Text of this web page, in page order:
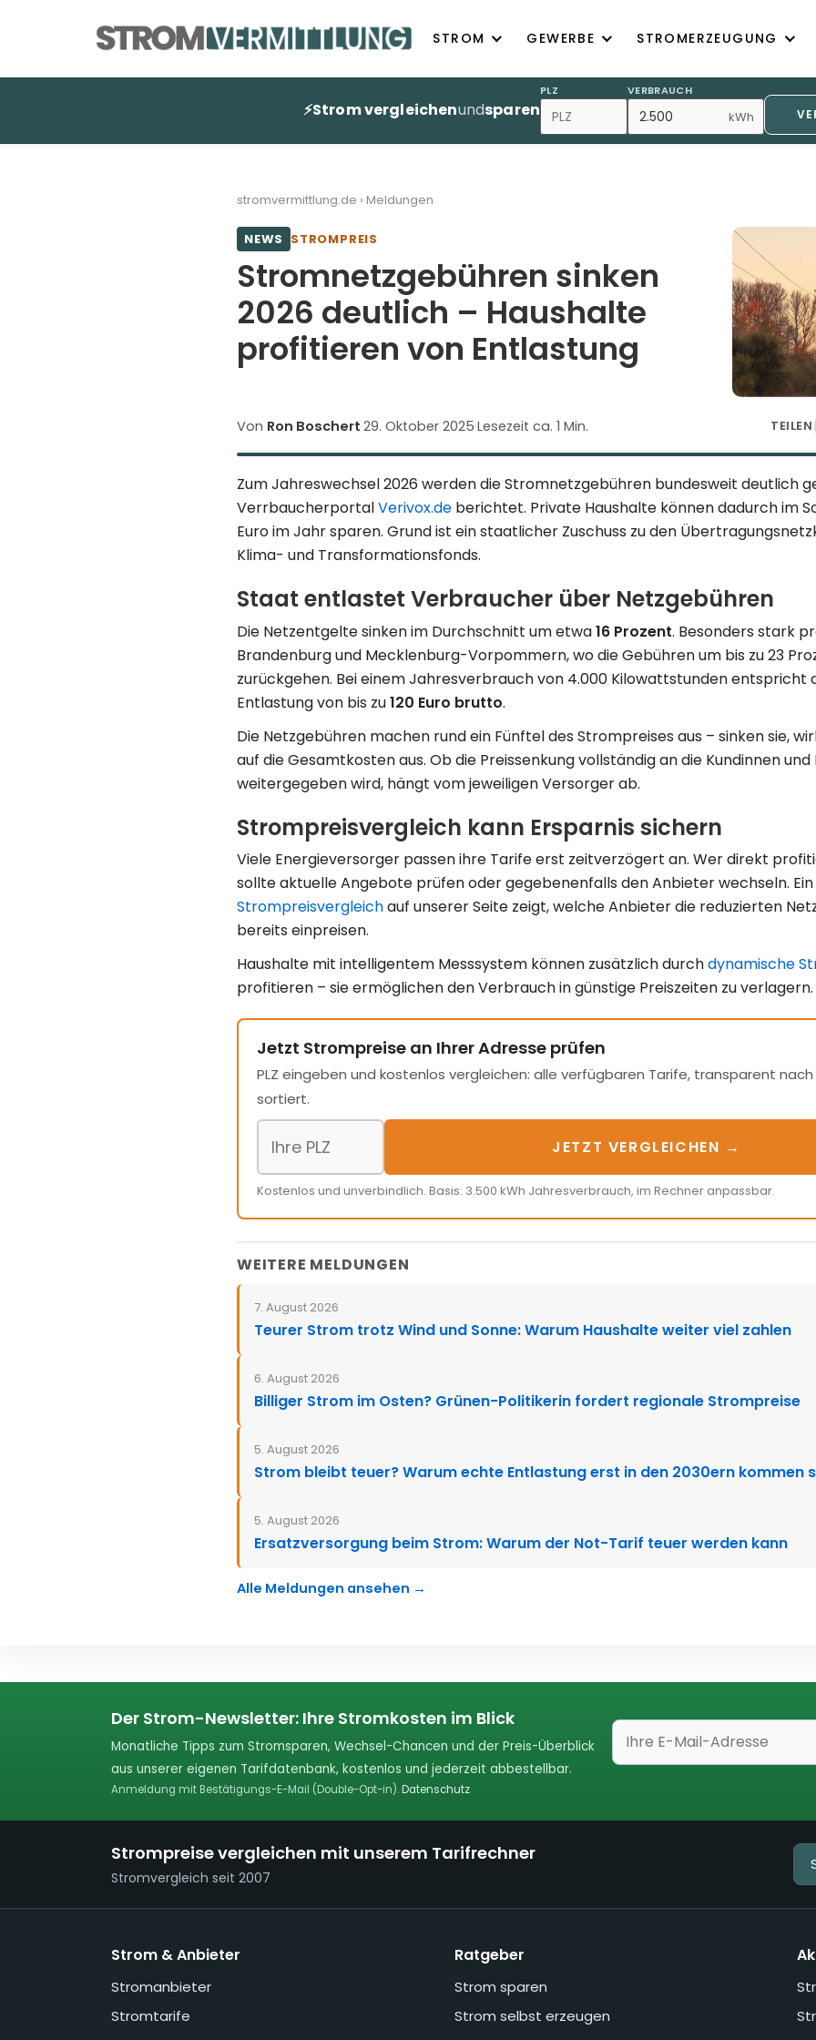
STROM GEWERBE STROMERZEUGUNG
⚡Strom vergleichenundsparen
PLZ VERBRAUCH
kWh
stromvermittlung.de › Meldungen
NEWS STROMPREIS
Stromnetzgebühren sinken
2026 deutlich – Haushalte
profitieren von Entlastung
Von Ron Boschert·29. Oktober 2025·Lesezeit ca. 1 Min. TEILEN
Zum Jahreswechsel 2026 werden die Stromnetzgebühren bundesweit deutlich
VerrbaucherportalVerivox.de berichtet. Private Haushalte können dadurch im
Euro im Jahr sparen. Grund ist ein staatlicher Zuschuss zu den
Klima- und Transformationsfonds.
Staat entlastet Verbraucher über Netzgebühren
Die Netzentgelte sinken im Durchschnitt um etwa16 Prozent. Besonders stark
Brandenburg und Mecklenburg-Vorpommern, wo die Gebühren um bis zu 23
zurückgehen. Bei einem Jahresverbrauch von 4.000 Kilowattstunden entspricht
Entlastung von bis zu120 Euro brutto.
Die Netzgebühren machen rund ein Fünftel des Strompreises aus – sinken sie,
auf die Gesamtkosten aus. Ob die Preissenkung vollständig an die Kundinnen und
weitergegeben wird, hängt vom jeweiligen Versorger ab.
Strompreisvergleich kann Ersparnis sichern
Viele Energieversorger passen ihre Tarife erst zeitverzögert an. Wer direkt
sollte aktuelle Angebote prüfen oder gegebenenfalls den Anbieter wechseln. Ein
Strompreisvergleichauf unserer Seite zeigt, welche Anbieter die reduzierten
bereits einpreisen.
Haushalte mit intelligentem Messsystem können zusätzlich durchdynamische
profitieren – sie ermöglichen den Verbrauch in günstige Preiszeiten zu verlagern.
Jetzt Strompreise an Ihrer Adresse prüfen
PLZ eingeben und kostenlos vergleichen: alle verfügbaren Tarife, transparent
sortiert.
JETZT VERGLEICHEN →
Kostenlos und unverbindlich. Basis: 3.500 kWh Jahresverbrauch, im Rechner anpassbar.
WEITERE MELDUNGEN
7. August 2026
Teurer Strom trotz Wind und Sonne: Warum Haushalte weiter viel zahlen
6. August 2026
Billiger Strom im Osten? Grünen-Politikerin fordert regionale Strompreise
5. August 2026
Strom bleibt teuer? Warum echte Entlastung erst in den 2030ern kommen
5. August 2026
Ersatzversorgung beim Strom: Warum der Not-Tarif teuer werden kann
Alle Meldungen ansehen →
Der Strom-Newsletter: Ihre Stromkosten im Blick
Monatliche Tipps zum Stromsparen, Wechsel-Chancen und der Preis-Überblick
aus unserer eigenen Tarifdatenbank, kostenlos und jederzeit abbestellbar.
Anmeldung mit Bestätigungs-E-Mail (Double-Opt-in).Datenschutz
Strompreise vergleichen mit unserem Tarifrechner
Stromvergleich seit 2007
Strom & Anbieter
Stromanbieter
Stromtarife
Ratgeber
Strom sparen
Strom selbst erzeugen